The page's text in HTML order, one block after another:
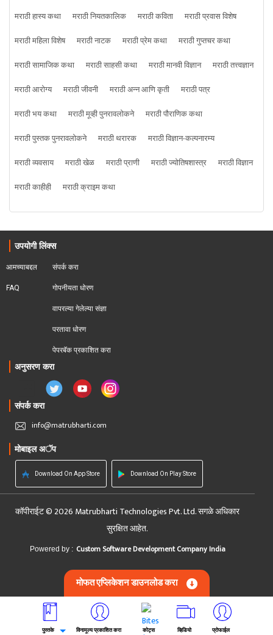
मराठी हास्य कथा
मराठी नियतकालिक मराठी कविता
मराठी प्रवास विशेष
मराठी महिला विशेष
मराठी नाटक मराठी प्रेम कथा
मराठी गुप्तचर कथा
मराठी सामाजिक कथा
मराठी साहसी कथा मराठी मानवी विज्ञान
मराठी तत्त्वज्ञान
मराठी आरोग्य
मराठी जीवनी मराठी अन्न आणि कृती
मराठी पत्र
मराठी भय कथा
मराठी मूव्ही पुनरावलोकने
मराठी पौराणिक कथा
मराठी पुस्तक पुनरावलोकने
मराठी थरारक
मराठी विज्ञान-कल्पनारम्य
मराठी व्यवसाय
मराठी खेळ मराठी प्राणी मराठी ज्योतिषशास्त्र
मराठी विज्ञान
मराठी काहीही
मराठी क्राइम कथा
उपयोगी लिंक्स
आमच्याबद्दल
FAQ
संपर्क करा
गोपनीयता धोरण
वापरल्या गेलेल्या संज्ञा
परतावा धोरण
पेपरबॅक प्रकाशित करा
अनुसरण करा
संपर्क करा
info@matrubharti.com
मोबाइल अॅप
Download On App Store Download On Play Store
कॉपीराईट © 2026 Matrubharti Technologies Pvt. Ltd. सगळे अधिकार
सुरक्षित आहेत.
Powered by : Custom Software Development Company India
मोफत एप्लिकेशन डाउनलोड करा
पुस्तके विनामूल्य प्रकाशित करा कोट्स व्हिडियो प्रोफाईल